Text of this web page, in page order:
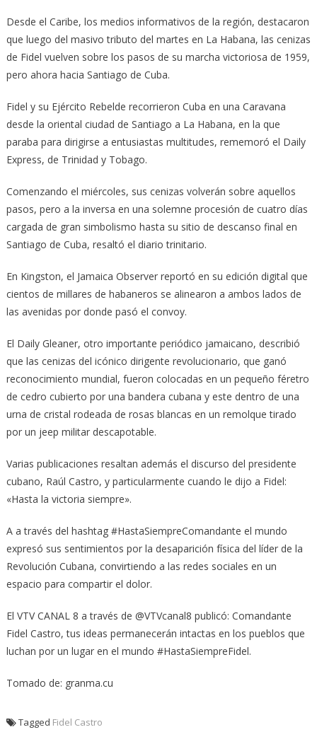
Desde el Caribe, los medios informativos de la región, destacaron
que luego del masivo tributo del martes en La Habana, las cenizas
de Fidel vuelven sobre los pasos de su marcha victoriosa de 1959,
pero ahora hacia Santiago de Cuba.
Fidel y su Ejército Rebelde recorrieron Cuba en una Caravana
desde la oriental ciudad de Santiago a La Habana, en la que
paraba para dirigirse a entusiastas multitudes, rememoró el Daily
Express, de Trinidad y Tobago.
Comenzando el miércoles, sus cenizas volverán so­bre aquellos
pasos, pero a la inversa en una solemne procesión de cuatro días
cargada de gran simbolismo hasta su sitio de descanso final en
Santiago de Cuba, resaltó el diario trinitario.
En Kingston, el Jamaica Observer reportó en su edición digital que
cientos de millares de habaneros se alinearon a ambos lados de
las avenidas por donde pasó el convoy.
El Daily Gleaner, otro importante periódico jamaicano, describió
que las cenizas del icónico dirigente revolucionario, que ganó
reconocimiento mundial, fueron colocadas en un pequeño féretro
de cedro cubierto por una bandera cubana y este dentro de una
urna de cristal rodeada de rosas blancas en un remolque tirado
por un jeep militar descapotable.
Varias publicaciones resaltan además el discurso del presidente
cubano, Raúl Castro, y particularmente cuando le dijo a Fidel:
«Hasta la victoria siempre».
A a través del hashtag #Hasta­Siem­pre­Comandante el mundo
expresó sus sentimientos por la desaparición física del líder de la
Revolución Cubana, convirtiendo a las redes sociales en un
espacio para compartir el dolor.
El VTV CANAL 8 a través de @VTVca­nal8 publicó: Comandante
Fidel Castro, tus ideas permanecerán in­tactas en los pueblos que
luchan por un lugar en el mundo #HastaSiempreFidel.
Tomado de: granma.cu
Tagged Fidel Castro